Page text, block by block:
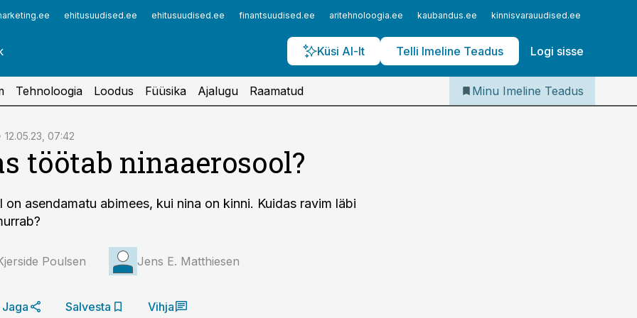
ehitusuudised.ee ehitusuudised.ee finantsuudised.ee aritehnoloogia.ee kaubandus.ee kinnisvarauudised.ee
Küsi AI-lt Telli Imeline Teadus Logi sisse
Iseteenindus
Telli Imeline Teadus
Tehnoloogia Loodus Füüsika Ajalugu Raamatud Minu Imeline Teadus
12.05.23, 07:42
töötab ninaaerosool?
on asendamatu abimees, kui nina on kinni. Kuidas ravim läbi
Poulsen Jens E. Matthiesen
Jaga Salvesta Vihja